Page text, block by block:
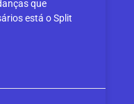
que
está o Split